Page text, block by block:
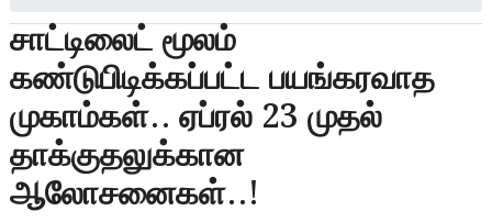
o
சாட்டிலைட் மூலம்
கண்டுபிடிக்கப்பட்ட பயங்கரவாத
முகாம்கள்.. ஏப்ரல் 23 முதல்
தாக்குதலுக்கான
ஆலோசனைகள்..!